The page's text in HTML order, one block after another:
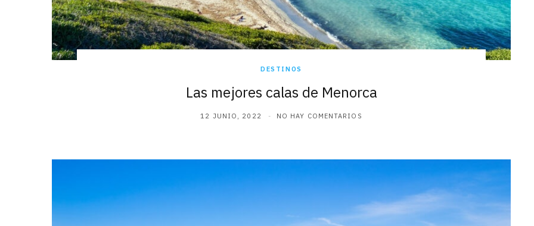
DESTINOS
Las mejores calas de Menorca
12 JUNIO, 2022 NO HAY COMENTARIOS